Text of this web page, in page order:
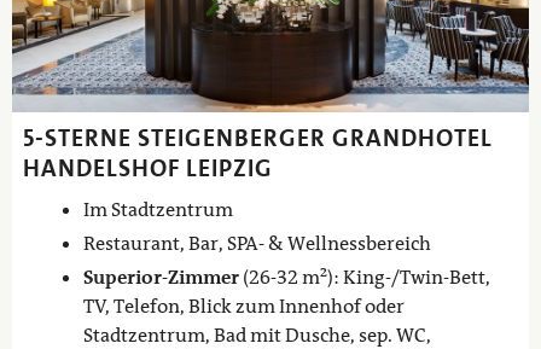
5-STERNE STEIGENBERGER GRANDHOTEL
HANDELSHOF LEIPZIG
Im Stadtzentrum
Restaurant, Bar, SPA- & Wellnessbereich
Superior-Zimmer(26-32 m²): King-/Twin-Bett,
TV, Telefon, Blick zum Innenhof oder
Stadtzentrum, Bad mit Dusche, sep. WC,